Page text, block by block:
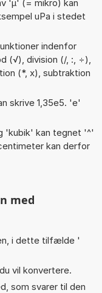
'µ' (= mikro) kan
uPa i stedet
indenfor
(√), division (/, :, ÷),
(*, x), subtraktion
skrive 1,35e5. 'e'
'kubik' kan tegnet '^'
kan derfor
med
i dette tilfælde '
vil konvertere.
som svarer til den